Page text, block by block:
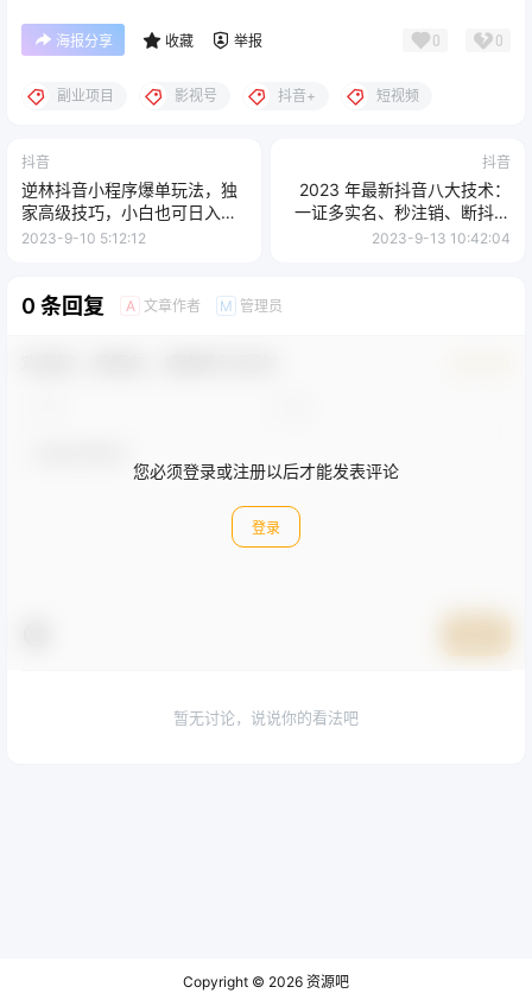
海报分享 收藏 举报 0 0
副业项目 影视号 抖音+ 短视频
抖音
逆林抖音小程序爆单玩法，独
家高级技巧，小白也可日入
300+
2023-9-10 5:12:12
抖音
2023 年最新抖音八大技术：
一证多实名、秒注销、断抖破
投流、永久捞证、钱包注销、
2023-9-13 10:42:04
0 条回复 A 文章作者 M 管理员
您必须登录或注册以后才能发表评论
登录
暂无讨论，说说你的看法吧
Copyright © 2026 资源吧